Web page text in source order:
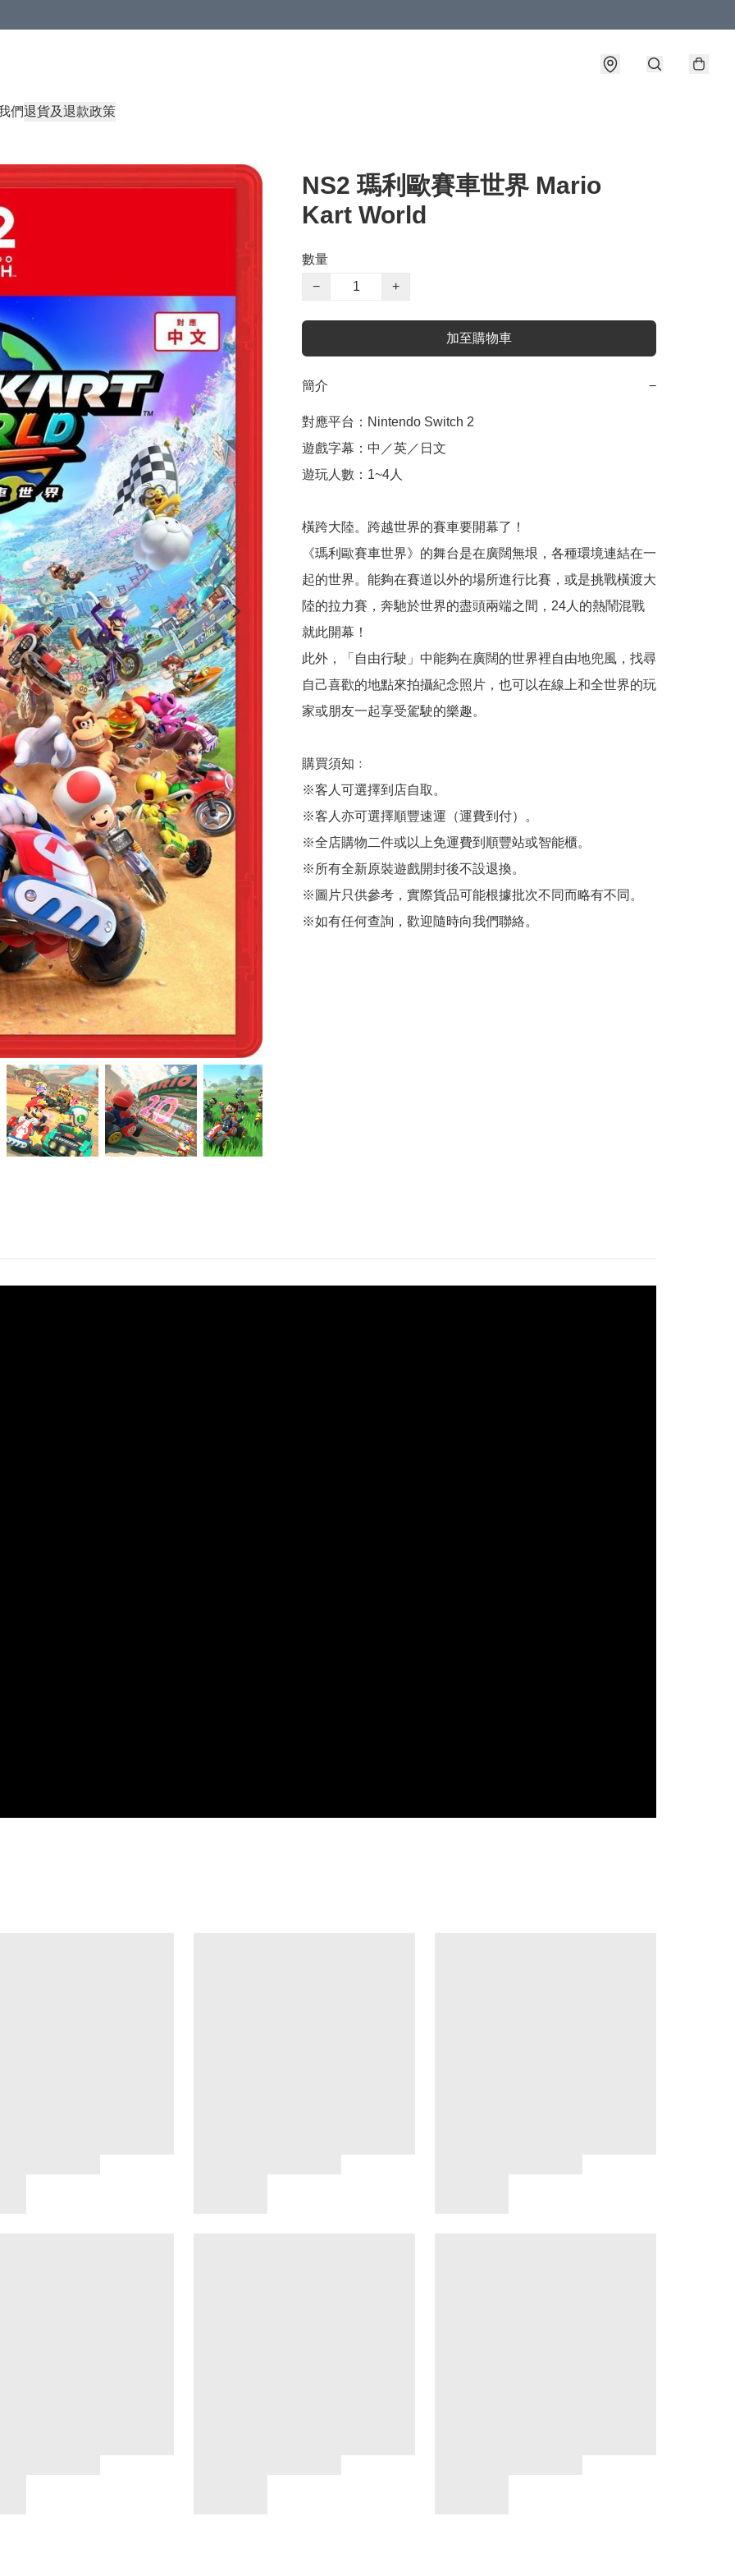
們退貨及退款政策
NS2 瑪利歐賽車世界 Mario
Kart World
數量
−
+
加至購物車
簡介 −
對應平台：Nintendo Switch 2
遊戲字幕：中／英／日文
遊玩人數：1~4人
橫跨大陸。跨越世界的賽車要開幕了！
《瑪利歐賽車世界》的舞台是在廣闊無垠，各種環境連結在一
起的世界。能夠在賽道以外的場所進行比賽，或是挑戰橫渡大
陸的拉力賽，奔馳於世界的盡頭兩端之間，24人的熱鬧混戰
就此開幕！
此外，「自由行駛」中能夠在廣闊的世界裡自由地兜風，找尋
自己喜歡的地點來拍攝紀念照片，也可以在線上和全世界的玩
家或朋友一起享受駕駛的樂趣。
購買須知﹕
※客人可選擇到店自取。
※客人亦可選擇順豐速運（運費到付）。
※全店購物二件或以上免運費到順豐站或智能櫃。
※所有全新原裝遊戲開封後不設退換。
※圖片只供參考，實際貨品可能根據批次不同而略有不同。
※如有任何查詢，歡迎隨時向我們聯絡。